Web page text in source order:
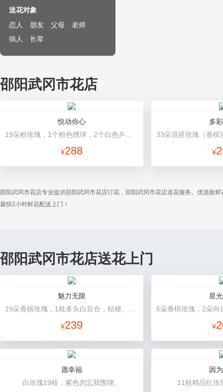
送花对象
恋人
朋友 父母
老师
病人
长辈
邵阳武冈市花店
悦动你心
¥288
多
¥
邵阳武冈市花店专业提供邵阳武冈市花店订花，邵阳武冈市花店送花服务。优选新
最快2小时鲜花配送上门！
邵阳武冈市花店送花上门
魅力无限
¥239
星
¥
愿幸福
白玫瑰19枝，紫色勿忘我围绕。
因
11枝精品红玫